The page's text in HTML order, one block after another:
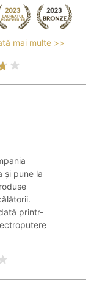
mai multe >>
și pune la
printr-